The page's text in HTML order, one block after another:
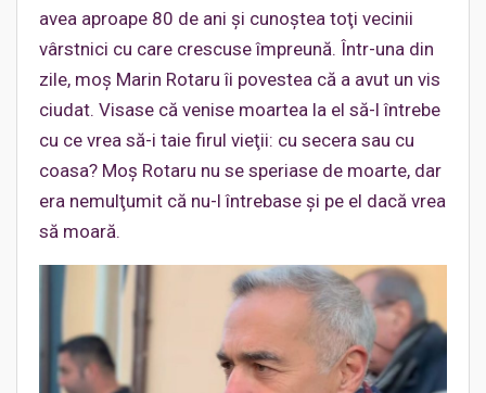
avea aproape 80 de ani şi cunoştea toţi vecinii
vârstnici cu care crescuse împreună. Într-una din
zile, moş Marin Rotaru îi povestea că a avut un vis
ciudat. Visase că venise moartea la el să-l întrebe
cu ce vrea să-i taie firul vieţii: cu secera sau cu
coasa? Moş Rotaru nu se speriase de moarte, dar
era nemulţumit că nu-l întrebase şi pe el dacă vrea
să moară.